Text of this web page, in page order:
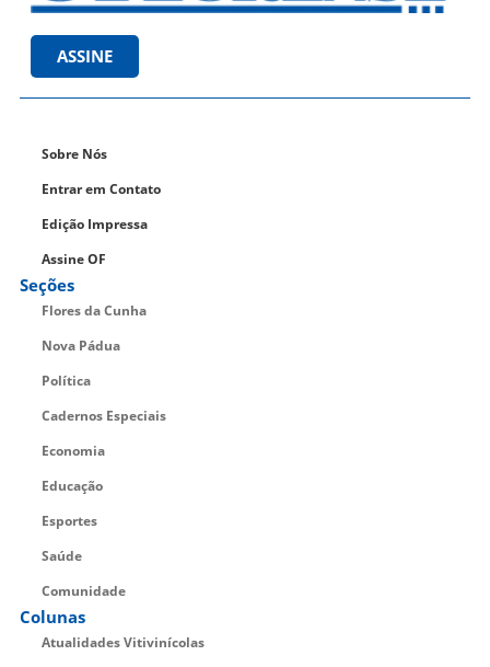
ASSINE
Sobre Nós
Entrar em Contato
Edição Impressa
Assine OF
Seções
Flores da Cunha
Nova Pádua
Política
Cadernos Especiais
Economia
Educação
Esportes
Saúde
Comunidade
Colunas
Atualidades Vitivinícolas